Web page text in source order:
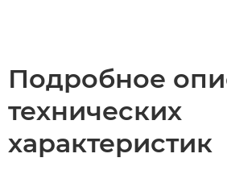
Подробное
технических
характеристик